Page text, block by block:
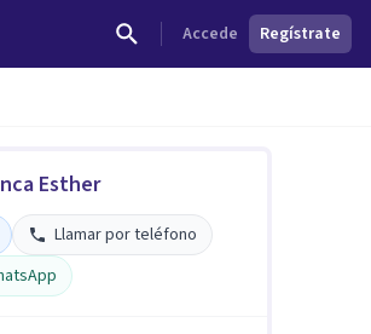
Accede Regístrate
Esther
Llamar por teléfono